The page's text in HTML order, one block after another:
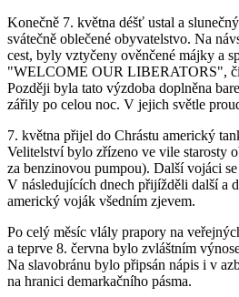
Konečně 7. května déšť ustal a
svátečně oblečené obyvatelstvo. Na
cest, byly vztyčeny ověnčené májky a
"WELCOME OUR LIBERATORS",
Později byla tato výzdoba doplněna
zářily po celou noc. V jejich světle
7. května přijel do Chrástu americký
Velitelství bylo zřízeno ve vile starosty
za benzinovou pumpou). Další vojáci
V následujících dnech přijížděli další a
americký voják všedním zjevem.
Po celý měsíc vlály prapory na
a teprve 8. června bylo zvláštním
Na slavobránu bylo připsán nápis i v
na hranici demarkačního pásma.